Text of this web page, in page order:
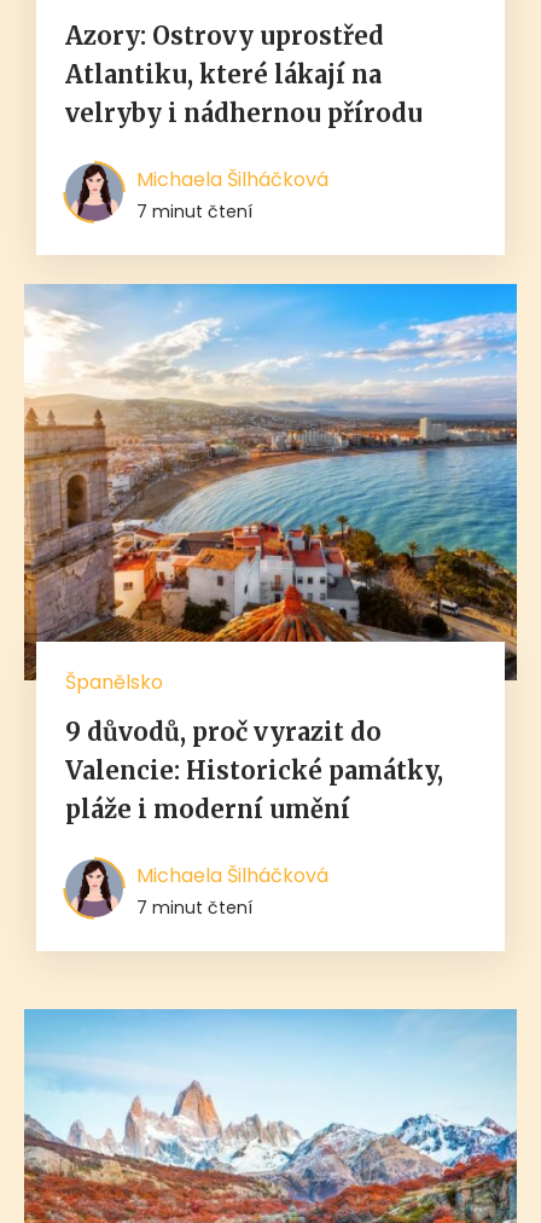
Azory: Ostrovy uprostřed
Atlantiku, které lákají na
velryby i nádhernou přírodu
Michaela Šilháčková
7 minut čtení
Španělsko
9 důvodů, proč vyrazit do
Valencie: Historické památky,
pláže i moderní umění
Michaela Šilháčková
7 minut čtení